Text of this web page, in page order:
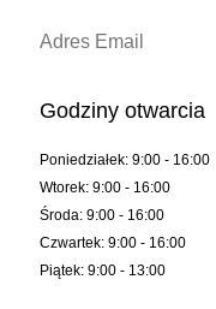
Godziny otwarcia
Poniedziałek: 9:00 - 16:00
Wtorek: 9:00 - 16:00
Środa: 9:00 - 16:00
Czwartek: 9:00 - 16:00
Piątek: 9:00 - 13:00